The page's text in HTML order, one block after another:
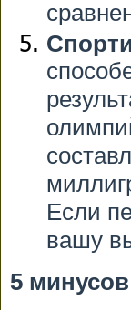
Если
вашу
5 минусов